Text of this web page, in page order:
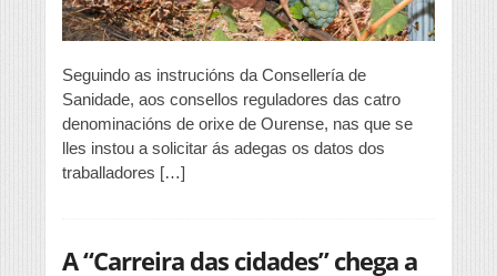
e
Ribeira
Seguindo as instrucións da Consellería de
Sanidade, aos consellos reguladores das catro
denominacións de orixe de Ourense, nas que se
lles instou a solicitar ás adegas os datos dos
traballadores […]
A “Carreira das cidades” chega a